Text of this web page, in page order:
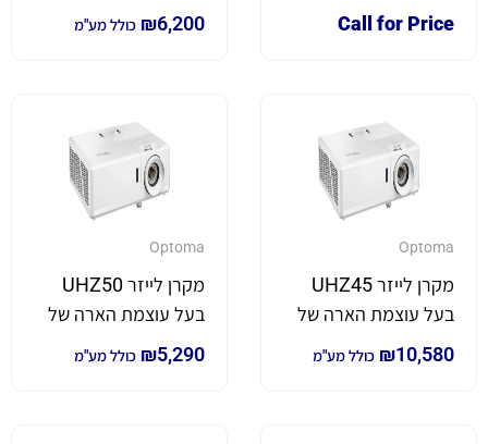
והקרנות בבית
Call for Price
4,000 לומן₪6,200 כולל מע"מ
Optoma
מקרן לייזר UHZ45
בעל עוצמת הארה של
3,800 לומן *4K* ₪10,580 כולל מע"מ
Optoma
מקרן לייזר UHZ50
בעל עוצמת הארה של
3,000 לומן *4K*₪5,290 כולל מע"מ